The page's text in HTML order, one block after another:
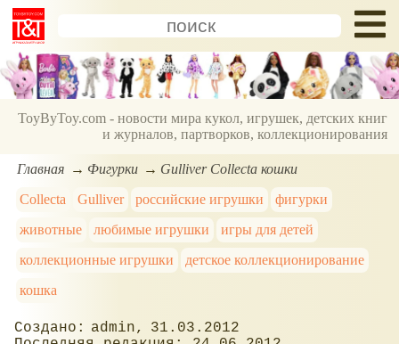
ToyByToy.com - новости мира кукол, игрушек, детских книг
и журналов, партворков, коллекционирования
Главная Фигурки
Gulliver Collecta кошки
Collecta
Gulliver российские игрушки
фигурки
животные
любимые игрушки
игры для детей
коллекционные игрушки
детское коллекционирование
кошка
admin
31.03.2012